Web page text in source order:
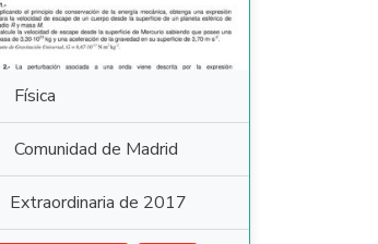
Física
Comunidad de Madrid
Extraordinaria de 2017